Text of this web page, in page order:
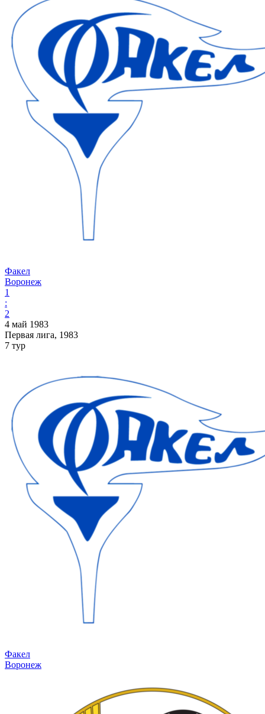
Факел
Воронеж
1
:
2
4 май 1983
Первая лига, 1983
7 тур
Факел
Воронеж